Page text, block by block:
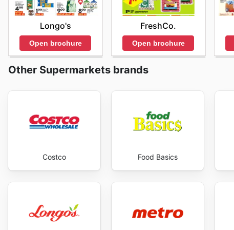
Longo's
Open brochure
FreshCo.
Open brochure
Other Supermarkets brands
Costco Food Basics